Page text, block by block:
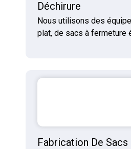
Déchirure
Nous utilisons des
plat, de sacs à fermeture
Fabrication De Sacs